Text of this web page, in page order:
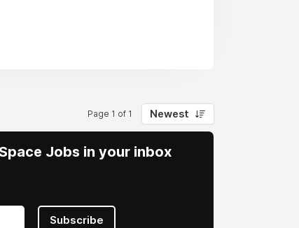
Page 1 of 1 Newest
Jobs in your inbox
Subscribe